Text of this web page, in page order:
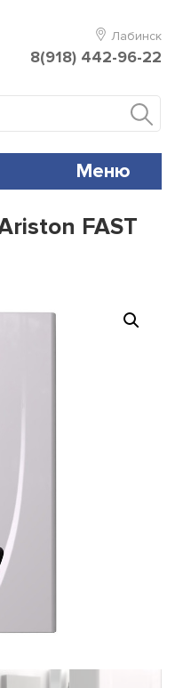
Лабинск
8(918) 442-96-22
Искать:
Меню
FAST